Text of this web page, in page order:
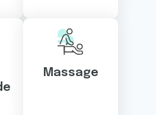
Massage